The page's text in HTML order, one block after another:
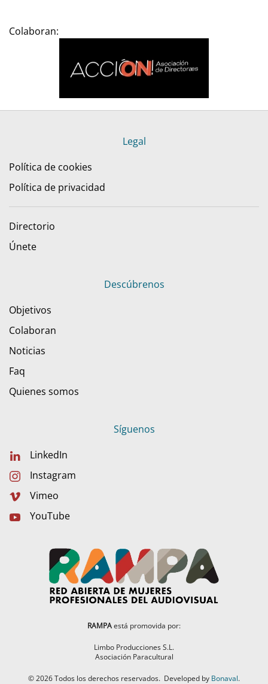
Colaboran:
Legal
Política de cookies
Política de privacidad
Directorio
Únete
Descúbrenos
Objetivos
Colaboran
Noticias
Faq
Quienes somos
Síguenos
LinkedIn
Instagram
Vimeo
YouTube
RAMPAestá promovida por:
Limbo Producciones S.L.
Asociación Paracultural
©2026Todos los derechos reservados. Developed by Bonaval.